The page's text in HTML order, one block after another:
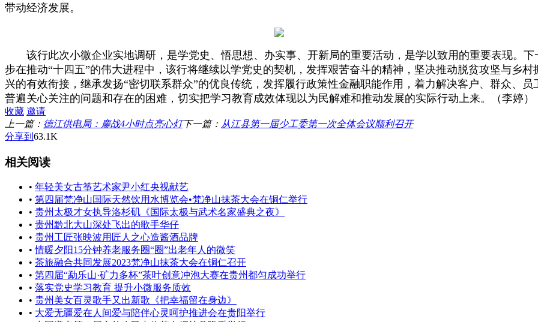
带动经济发展。
该行此次小微企业实地调研，是学党史、悟思想、办实事、开新局的重要活动，是学以致用的重要表现。下
步在推动“十四五”的伟大进程中，该行将继续以学党史的契机，发挥艰苦奋斗的精神，坚决推动脱贫攻坚与乡村
兴的有效衔接，继承发扬“密切联系群众”的优良传统，发挥履行政策性金融职能作用，着力解决客户、群众、员
普遍关心关注的问题和存在的困难，切实把学习教育成效体现以为民解难和推动发展的实际行动上来。（李婷）
收藏 邀请
上一篇： 德江供电局：鏖战4小时点亮心灯下一篇： 从江县第一届少工委第一次全体会议顺利召开
分享到 63.1K
相关阅读
• 年轻美女古筝艺术家尹小红央视献艺
• 第四届梵净山国际天然饮用水博览会•梵净山抹茶大会在铜仁举行
• 贵州太极才女执导洛杉矶《国际太极与武术名家盛典之夜》
• 贵州黔北大山深处飞出的歌手华仔
• 贵州工匠张映波用匠人之心造酱酒品牌
•情暖夕阳15分钟养老服务圈“圈”出老年人的微笑
• 茶旅融合共同发展2023梵净山抹茶大会在铜仁召开
• 第四届“勐乐山·矿力多杯”茶叶创意冲泡大赛在贵州都匀成功举行
• 落实党史学习教育 提升小微服务质效
• 贵州美女百灵歌手又出新歌《把幸福留在身边》
• 大爱无疆爱在人间爱与陪伴心灵呵护推进会在贵阳举行